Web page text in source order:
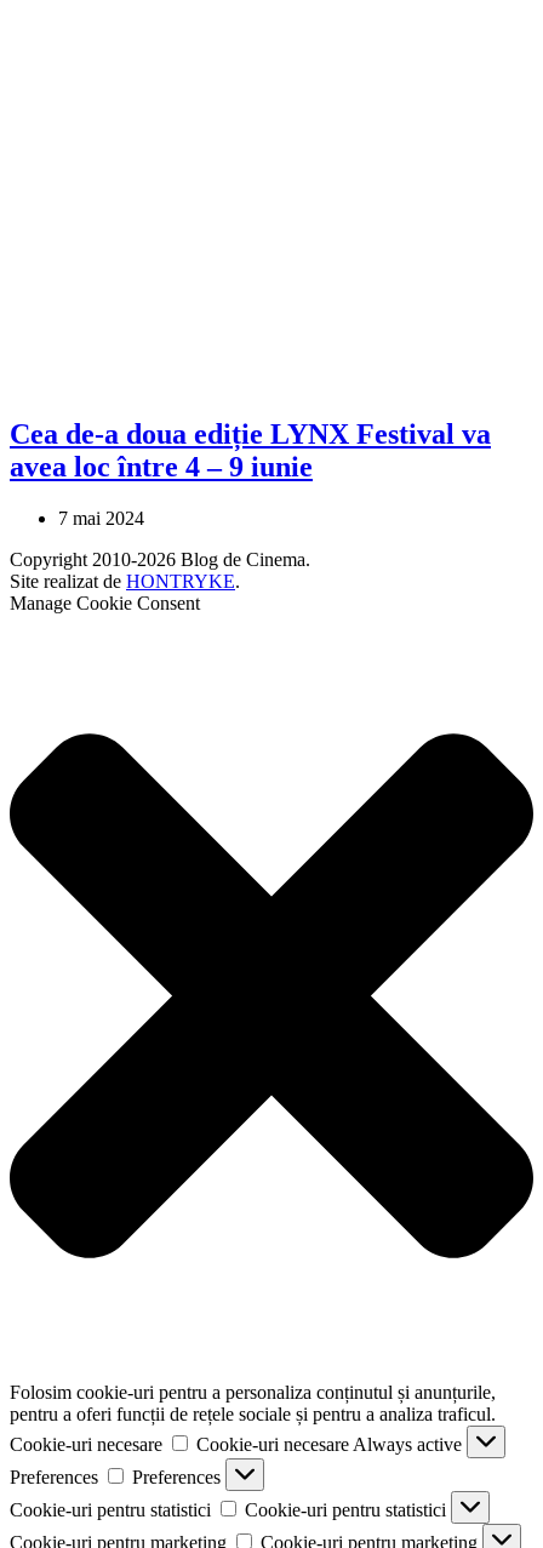
Cea de-a doua ediție LYNX Festival va
avea loc între 4 – 9 iunie
7 mai 2024
Copyright 2010-2026 Blog de Cinema.
Site realizat de HONTRYKE.
Manage Cookie Consent
Folosim cookie-uri pentru a personaliza conținutul și anunțurile,
pentru a oferi funcții de rețele sociale și pentru a analiza traficul.
Cookie-uri necesare
Cookie-uri necesare Always active
Preferences
Preferences
Cookie-uri pentru statistici
Cookie-uri pentru statistici
Cookie-uri pentru marketing
Cookie-uri pentru marketing